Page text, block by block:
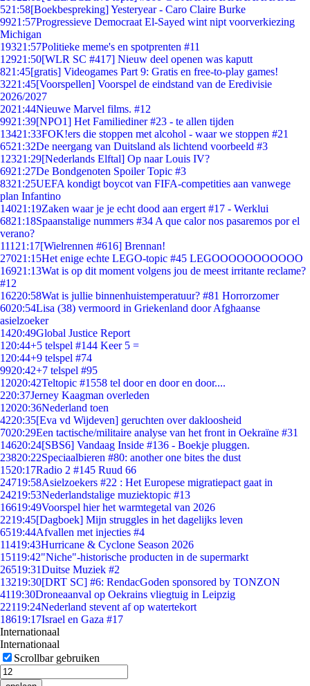
521:58[Boekbespreking] Yesteryear - Caro Claire Burke
9921:57Progressieve Democraat El-Sayed wint nipt voorverkiezing
Michigan
19321:57Politieke meme's en spotprenten #11
12921:50[WLR SC #417] Nieuw deel openen was kaputt
821:45[gratis] Videogames Part 9: Gratis en free-to-play games!
3221:45[Voorspellen] Voorspel de eindstand van de Eredivisie
2026/2027
2021:44Nieuwe Marvel films. #12
9921:39[NPO1] Het Familiediner #23 - te allen tijden
13421:33FOK!ers die stoppen met alcohol - waar we stoppen #21
6521:32De neergang van Duitsland als lichtend voorbeeld #3
12321:29[Nederlands Elftal] Op naar Louis IV?
6921:27De Bondgenoten Spoiler Topic #3
8321:25UEFA kondigt boycot van FIFA-competities aan vanwege
plan Infantino
14021:19Zaken waar je je echt dood aan ergert #17 - Werklui
6821:18Spaanstalige nummers #34 A que calor nos pasaremos por el
verano?
111 21:17[Wielrennen #616] Brennan!
27021:15Het enige echte LEGO-topic #45 LEGOOOOOOOOOOO
16921:13Wat is op dit moment volgens jou de meest irritante reclame?
#12
16220:58Wat is jullie binnenhuistemperatuur? #81 Horrorzomer
6020:54Lisa (38) vermoord in Griekenland door Afghaanse
asielzoeker
1420:49Global Justice Report
1 20:44+5 telspel #144 Keer 5 =
1 20:44+9 telspel #74
9920:42+7 telspel #95
12020:42Teltopic #1558 tel door en door en door....
220:37Jerney Kaagman overleden
12020:36Nederland toen
4220:35[Eva vd Wijdeven] geruchten over dakloosheid
7020:29Een tactische/militaire analyse van het front in Oekraïne #31
14620:24[SBS6] Vandaag Inside #136 - Boekje pluggen.
23820:22Speciaalbieren #80: another one bites the dust
1520:17Radio 2 #145 Ruud 66
24719:58Asielzoekers #22 : Het Europese migratiepact gaat in
24219:53Nederlandstalige muziektopic #13
16619:49Voorspel hier het warmtegetal van 2026
2219:45[Dagboek] Mijn struggles in het dagelijks leven
6519:44Afvallen met injecties #4
11419:43Hurricane & Cyclone Season 2026
15119:42"Niche"-historische producten in de supermarkt
26519:31Duitse Muziek #2
13219:30[DRT SC] #6: RendacGoden sponsored by TONZON
4119:30Droneaanval op Oekrains vliegtuig in Leipzig
22119:24Nederland stevent af op watertekort
18619:17Israel en Gaza #17
Internationaal
Internationaal
Scrollbar gebruiken